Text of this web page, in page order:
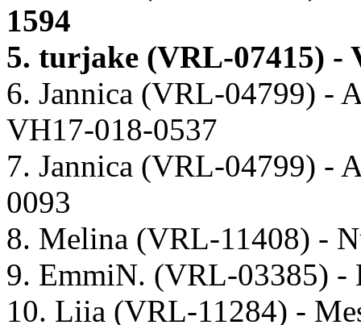
1594
5. turjake (VRL-07415) -
6. Jannica (VRL-04799) -
VH17-018-0537
7. Jannica (VRL-04799) -
0093
8. Melina (VRL-11408) -
9. EmmiN. (VRL-03385) -
10. Liia (VRL-11284) -